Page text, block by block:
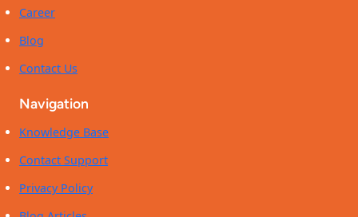
Career
Blog
Contact Us
Navigation
Knowledge Base
Contact Support
Privacy Policy